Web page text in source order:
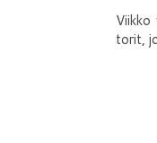
Viikko
torit,